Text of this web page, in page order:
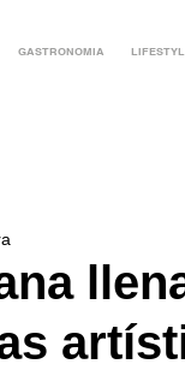
GASTRONOMIA